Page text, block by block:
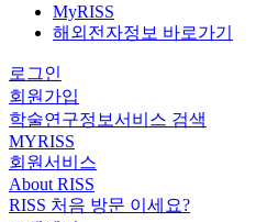
MyRISS
해외전자정보 바로가기
로그인
회원가입
학술연구정보서비스 검색
MYRISS
회원서비스
About RISS
RISS 처음 방문 이세요?